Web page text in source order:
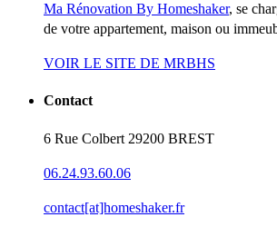
Ma Rénovation By Homeshaker, se
de votre appartement, maison ou
VOIR LE SITE DE MRBHS
Contact
6 Rue Colbert 29200 BREST
06.24.93.60.06
contact[at]homeshaker.fr